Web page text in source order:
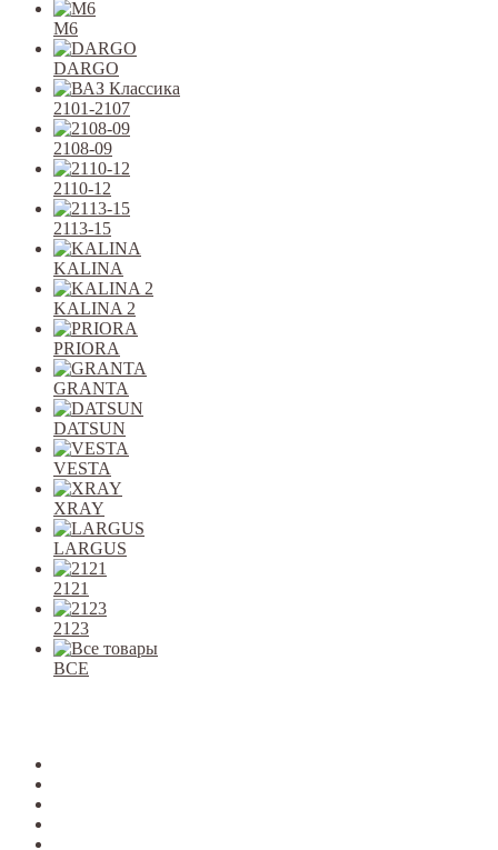
M6
DARGO
2101-2107
2108-09
2110-12
2113-15
KALINA
KALINA 2
PRIORA
GRANTA
DATSUN
VESTA
XRAY
LARGUS
2121
2123
ВСЕ